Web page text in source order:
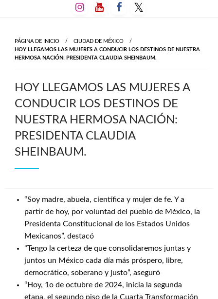
al
PÁGINA DE INICIO
CIUDAD DE MÉXICO
HOY LLEGAMOS LAS MUJERES A CONDUCIR LOS DESTINOS DE NUESTRA
HERMOSA NACIÓN: PRESIDENTA CLAUDIA SHEINBAUM.
HOY LLEGAMOS LAS MUJERES A
CONDUCIR LOS DESTINOS DE
NUESTRA HERMOSA NACIÓN:
PRESIDENTA CLAUDIA
SHEINBAUM.
“Soy madre, abuela, científica y mujer de fe. Y a
partir de hoy, por voluntad del pueblo de México, la
Presidenta Constitucional de los Estados Unidos
Mexicanos”, destacó
“Tengo la certeza de que consolidaremos juntas y
juntos un México cada día más próspero, libre,
democrático, soberano y justo”, aseguró
“Hoy, 1o de octubre de 2024, inicia la segunda
etapa, el segundo piso de la Cuarta Transformación